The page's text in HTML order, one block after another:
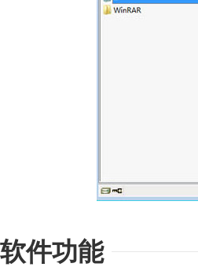
软件功能